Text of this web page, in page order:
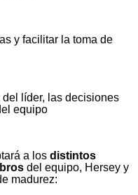
y facilitar la toma de
líder, las decisiones
equipo
a los distintos
del equipo, Hersey y
madurez: